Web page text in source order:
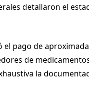
detallaron el
pago de
de
la